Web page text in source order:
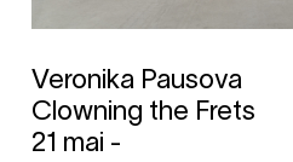
Veronika Pausova
Clowning the Frets
21 mai -